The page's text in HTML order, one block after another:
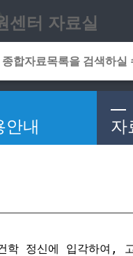
센터 자료실
안내 자
학 정신에 입각하여,